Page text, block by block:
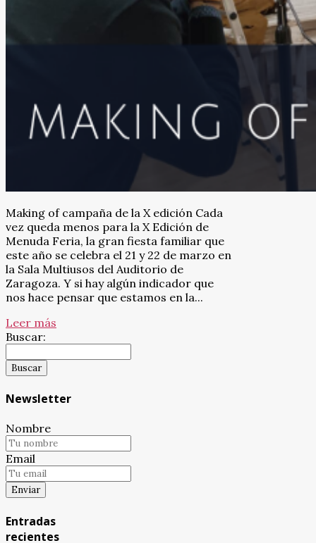
Making of campaña de la X edición Cada
vez queda menos para la X Edición de
Menuda Feria, la gran fiesta familiar que
este año se celebra el 21 y 22 de marzo en
la Sala Multiusos del Auditorio de
Zaragoza. Y si hay algún indicador que
nos hace pensar que estamos en la...
Leer más
Buscar:
Newsletter
Nombre
Email
Entradas
recientes